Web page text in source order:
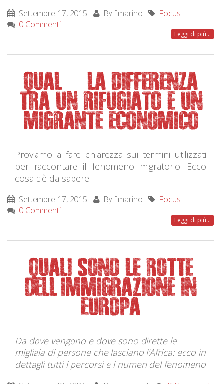
Settembre 17, 2015 Byf.marino
Focus
0 Commenti
Leggi di più...
QUAL È LA DIFFERENZA
TRA UN RIFUGIATO E UN
MIGRANTE ECONOMICO
Proviamo a fare chiarezza sui termini utilizzati
per raccontare il fenomeno migratorio. Ecco
cosa c'è da sapere
Settembre 17, 2015 Byf.marino
Focus
0 Commenti
Leggi di più...
QUALI SONO LE ROTTE
DELL'IMMIGRAZIONE IN
EUROPA
Da dove vengono e dove sono dirette le
migliaia di persone che lasciano l'Africa: ecco in
dettagli tutti i percorsi e i numeri del fenomeno